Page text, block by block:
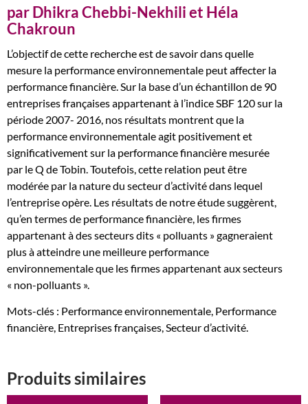
cas
des
françaises
par Dhikra Chebbi-Nekhili et Héla
Chakroun
L’objectif de cette recherche est de savoir dans quelle
mesure la performance environnementale peut affecter la
performance financière. Sur la base d’un échantillon de 90
entreprises françaises appartenant à l’indice SBF 120 sur la
période 2007- 2016, nos résultats montrent que la
performance environnementale agit positivement et
significativement sur la performance financière mesurée
par le Q de Tobin. Toutefois, cette relation peut être
modérée par la nature du secteur d’activité dans lequel
l’entreprise opère. Les résultats de notre étude suggèrent,
qu’en termes de performance financière, les firmes
appartenant à des secteurs dits « polluants » gagneraient
plus à atteindre une meilleure performance
environnementale que les firmes appartenant aux secteurs
« non-polluants ».
Mots-clés : Performance environnementale, Performance
financière, Entreprises françaises, Secteur d’activité.
Produits similaires